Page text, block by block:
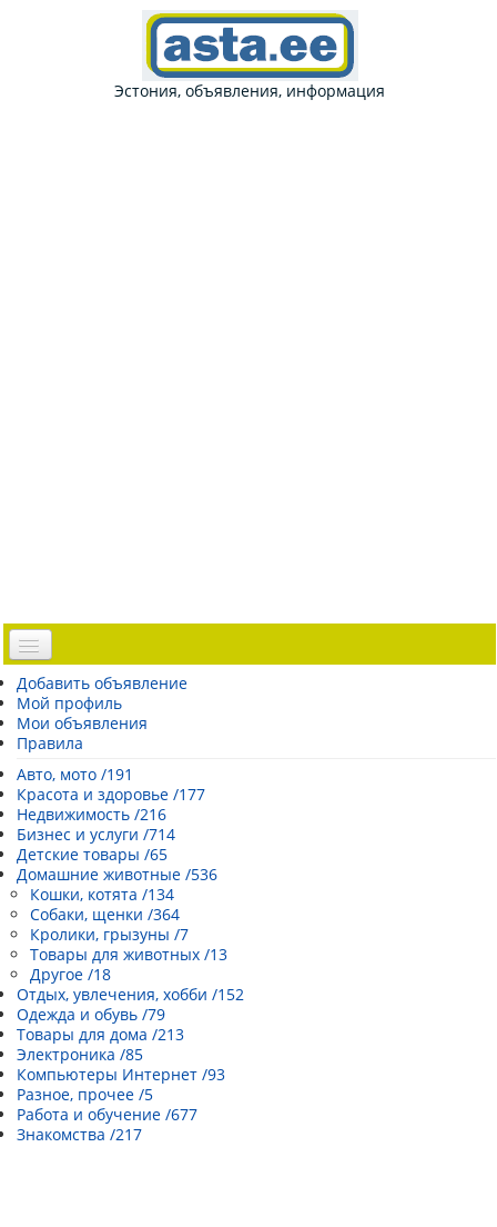
Эстония, объявления, информация
Доска объявлений
Погода Эстонии
Открытки
Каталог сайтов
| Регистрация |
Добавить объявление
Мой профиль
Мои объявления
Правила
Авто, мото /191
Красота и здоровье /177
Недвижимость /216
Бизнес и услуги /714
Детские товары /65
Домашние животные /536
Кошки, котята /134
Собаки, щенки /364
Кролики, грызуны /7
Товары для животных /13
Другое /18
Отдых, увлечения, хобби /152
Одежда и обувь /79
Товары для дома /213
Электроника /85
Компьютеры Интернет /93
Разное, прочее /5
Работа и обучение /677
Знакомства /217